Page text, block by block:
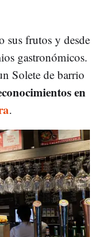
sus frutos y desde
gastronómicos.
Solete de barrio
en
.